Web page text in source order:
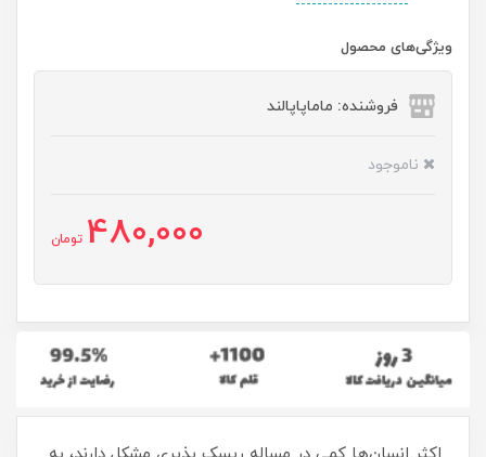
ویژگی‌های محصول
فروشنده: ماماپاپالند
ناموجود
480,000 تومان